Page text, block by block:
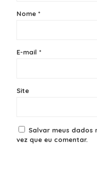
Nome *
E-mail *
Site
Salvar meus dados
vez que eu comentar.